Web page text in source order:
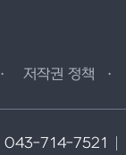
저작권 정책
043-714-7521